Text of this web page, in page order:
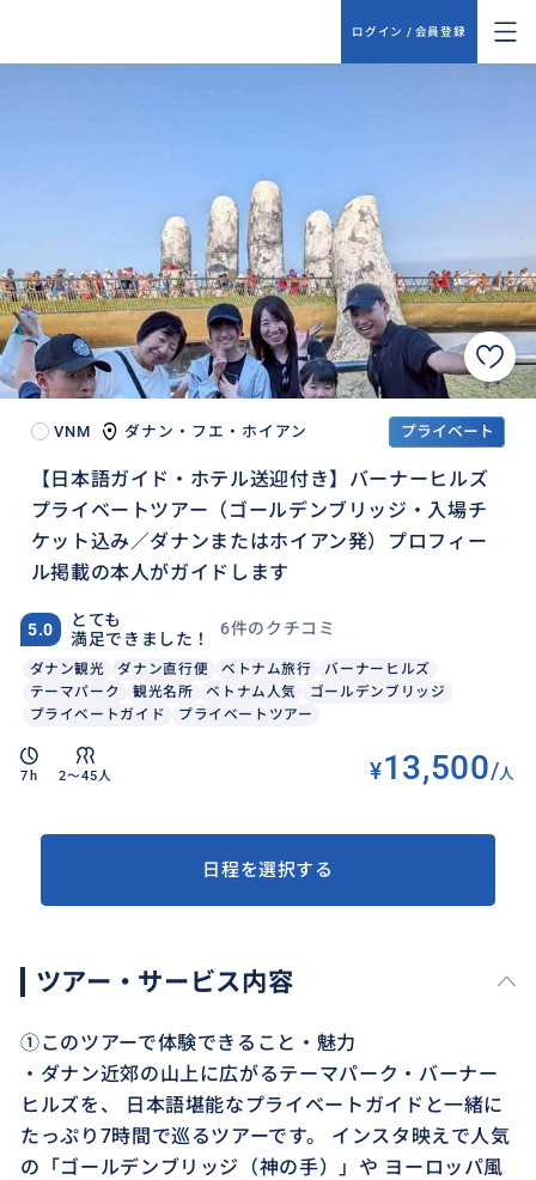
ログイン / 会員登録
VNM ダナン・フエ・ホイアン プライベート
【日本語ガイド・ホテル送迎付き】バーナーヒルズ
プライベートツアー（ゴールデンブリッジ・入場チ
ケット込み／ダナンまたはホイアン発）プロフィー
ル掲載の本人がガイドします
5.0
とても
満足できました！
6件のクチコミ
ダナン観光 ダナン直行便 ベトナム旅行
バーナーヒルズ
テーマパーク
観光名所 ベトナム人気
ゴールデンブリッジ
プライベートガイド
プライベートツアー
7h 2〜45人 ¥13,500/人
日程を選択する
ツアー・サービス内容
①このツアーで体験できること・魅力
・ダナン近郊の山上に広がるテーマパーク・バーナー
ヒルズを、 日本語堪能なプライベートガイドと一緒に
たっぷり7時間で巡るツアーです。 インスタ映えで人気
の「ゴールデンブリッジ（神の手）」や ヨーロッパ風